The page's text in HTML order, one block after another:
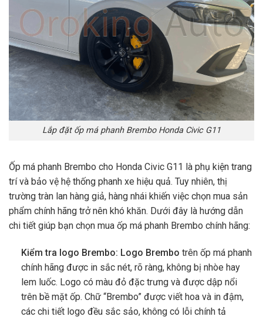
Lắp đặt ốp má phanh Brembo Honda Civic G11
Ốp má phanh Brembo cho Honda Civic G11 là phụ kiện trang
trí và bảo vệ hệ thống phanh xe hiệu quả. Tuy nhiên, thị
trường tràn lan hàng giả, hàng nhái khiến việc chọn mua sản
phẩm chính hãng trở nên khó khăn. Dưới đây là hướng dẫn
chi tiết giúp bạn chọn mua ốp má phanh Brembo chính hãng:
Kiểm tra logo Brembo: Logo Brembo trên ốp má phanh
chính hãng được in sắc nét, rõ ràng, không bị nhòe hay
lem luốc. Logo có màu đỏ đặc trưng và được dập nổi
trên bề mặt ốp. Chữ “Brembo” được viết hoa và in đậm,
các chi tiết logo đều sắc sảo, không có lỗi chính tả